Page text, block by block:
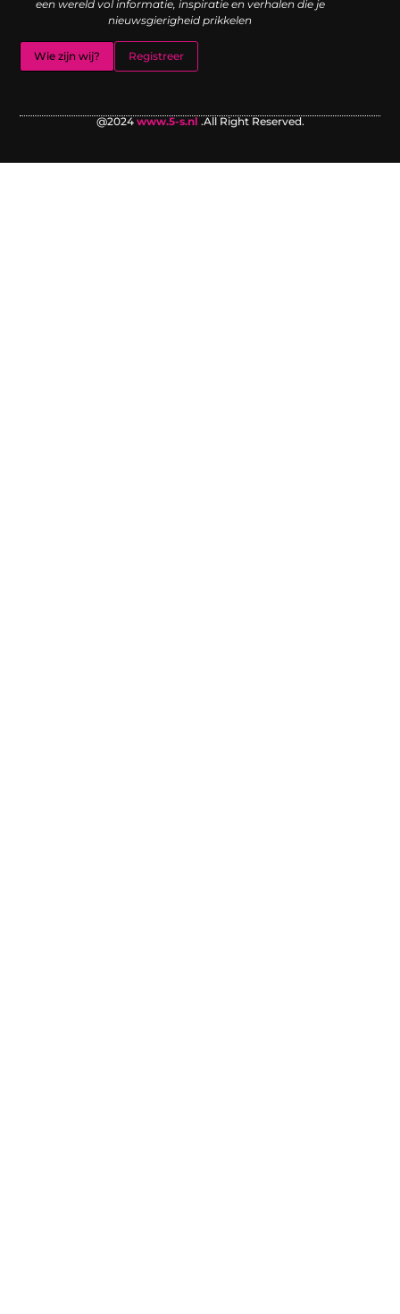
een wereld vol informatie, inspiratie en verhalen die je
nieuwsgierigheid prikkelen
Wie zijn wij? Registreer
@2024www.5-s.nl .All Right Reserved.